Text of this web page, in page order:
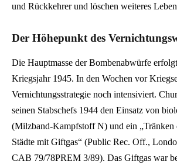
und Rückkehrer und löschen weiteres
Der Höhepunkt des
Die Hauptmasse der Bombenabwürfe
Kriegsjahr 1945. In den Wochen vor
Vernichtungsstrategie noch intensiviert.
seinen Stabschefs 1944 den Einsatz von
(Milzband-Kampfstoff N) und ein „Tränken
Städte mit Giftgas“ (Public Rec. Off.,
CAB 79/78PREM 3/89). Das Giftgas war